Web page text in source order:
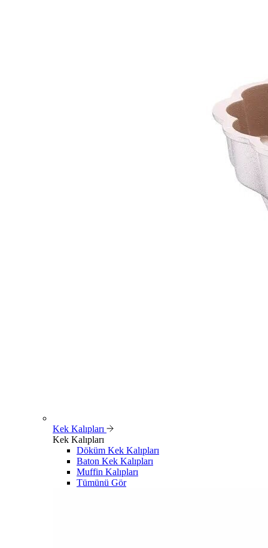
Kek Kalıpları
Kek Kalıpları
Döküm Kek Kalıpları
Baton Kek Kalıpları
Muffin Kalıpları
Tümünü Gör